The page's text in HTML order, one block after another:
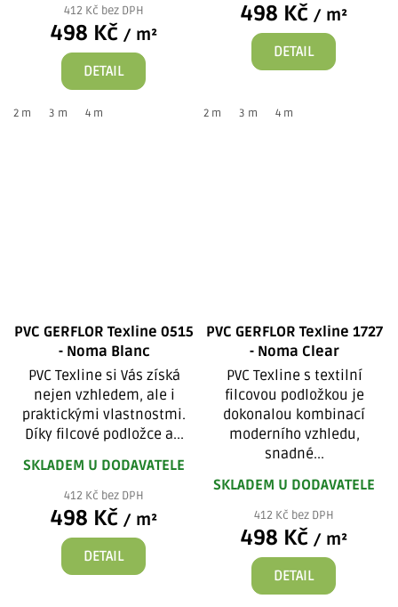
412 Kč bez DPH
498 Kč / m²
DETAIL
2 m 3 m 4 m
498 Kč / m²
DETAIL
2 m 3 m 4 m
PVC GERFLOR Texline 0515
- Noma Blanc
PVC Texline si Vás získá
nejen vzhledem, ale i
praktickými vlastnostmi.
Díky filcové podložce a...
SKLADEM U DODAVATELE
412 Kč bez DPH
498 Kč / m²
DETAIL
PVC GERFLOR Texline 1727
- Noma Clear
PVC Texline s textilní
filcovou podložkou je
dokonalou kombinací
moderního vzhledu,
snadné...
SKLADEM U DODAVATELE
412 Kč bez DPH
498 Kč / m²
DETAIL